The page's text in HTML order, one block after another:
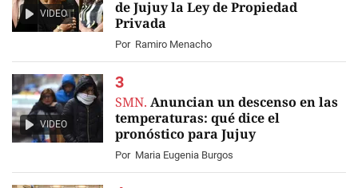
VIDEO
de Jujuy la Ley de Propiedad
Privada
Por Ramiro Menacho
VIDEO
SMN. Anuncian un descenso en las
temperaturas: qué dice el
pronóstico para Jujuy
Por Maria Eugenia Burgos